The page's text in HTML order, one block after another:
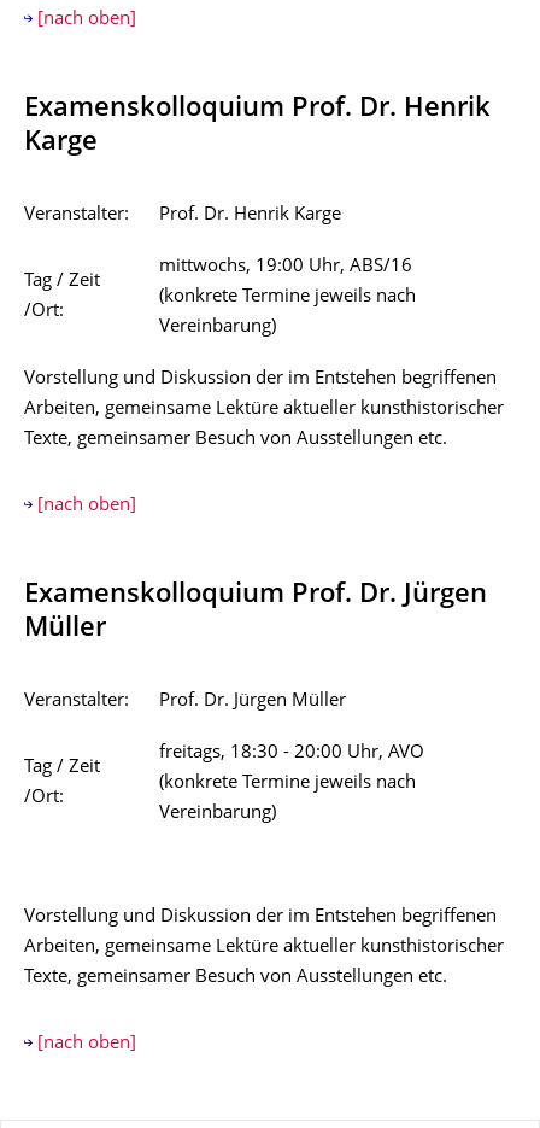
[nach oben]
Examenskolloquium Prof. Dr. Henrik
Karge
Veranstalter: Prof. Dr. Henrik Karge
Tag / Zeit
/Ort:
mittwochs, 19:00 Uhr, ABS/16
(konkrete Termine jeweils nach
Vereinbarung)
Vorstellung und Diskussion der im Entstehen begriffenen
Arbeiten, gemeinsame Lektüre aktueller kunsthistorischer
Texte, gemeinsamer Besuch von Ausstellungen etc.
[nach oben]
Examenskolloquium Prof. Dr. Jürgen
Müller
Veranstalter: Prof. Dr. Jürgen Müller
Tag / Zeit
/Ort:
freitags, 18:30 - 20:00 Uhr, AVO
(konkrete Termine jeweils nach
Vereinbarung)
Vorstellung und Diskussion der im Entstehen begriffenen
Arbeiten, gemeinsame Lektüre aktueller kunsthistorischer
Texte, gemeinsamer Besuch von Ausstellungen etc.
[nach oben]